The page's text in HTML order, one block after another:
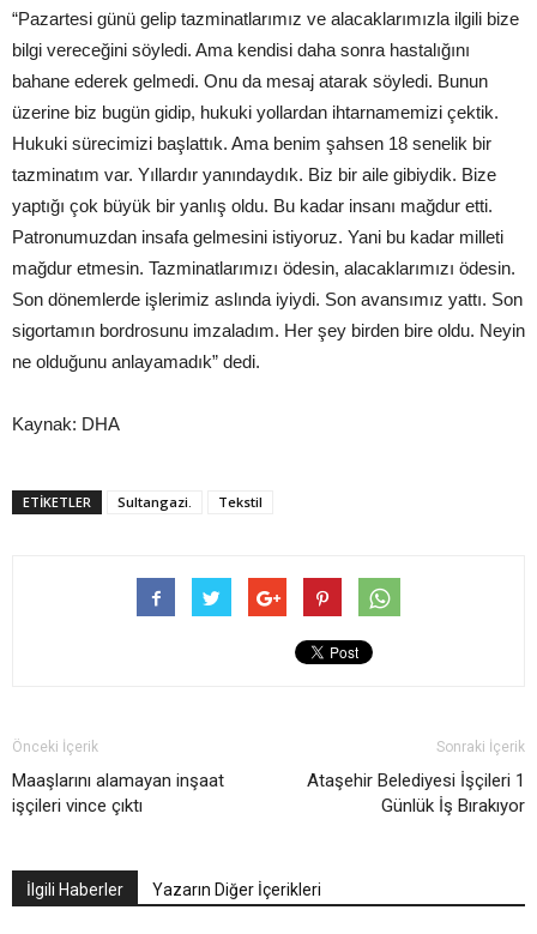
“Pazartesi günü gelip tazminatlarımız ve alacaklarımızla ilgili bize
bilgi vereceğini söyledi. Ama kendisi daha sonra hastalığını
bahane ederek gelmedi. Onu da mesaj atarak söyledi. Bunun
üzerine biz bugün gidip, hukuki yollardan ihtarnamemizi çektik.
Hukuki sürecimizi başlattık. Ama benim şahsen 18 senelik bir
tazminatım var. Yıllardır yanındaydık. Biz bir aile gibiydik. Bize
yaptığı çok büyük bir yanlış oldu. Bu kadar insanı mağdur etti.
Patronumuzdan insafa gelmesini istiyoruz. Yani bu kadar milleti
mağdur etmesin. Tazminatlarımızı ödesin, alacaklarımızı ödesin.
Son dönemlerde işlerimiz aslında iyiydi. Son avansımız yattı. Son
sigortamın bordrosunu imzaladım. Her şey birden bire oldu. Neyin
ne olduğunu anlayamadık” dedi.
Kaynak: DHA
ETIKETLER Sultangazi. Tekstil
Önceki İçerik
Maaşlarını alamayan inşaat
işçileri vince çıktı
Sonraki İçerik
Ataşehir Belediyesi İşçileri 1
Günlük İş Bırakıyor
İlgili Haberler Yazarın Diğer İçerikleri